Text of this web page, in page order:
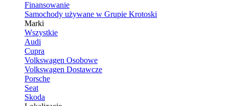
Finansowanie
Samochody używane w Grupie Krotoski
Marki
Wszystkie
Audi
Cupra
Volkswagen Osobowe
Volkswagen Dostawcze
Porsche
Seat
Skoda